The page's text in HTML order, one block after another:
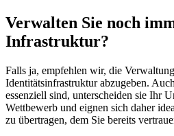
Verwalten Sie noch
Infrastruktur?
Falls ja, empfehlen wir, die
Identitätsinfrastruktur abzugeben.
essenziell sind, unterscheiden sie Ihr
Wettbewerb und eignen sich daher
zu übertragen, dem Sie bereits